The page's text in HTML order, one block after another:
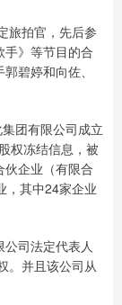
旅拍官，先后参
》等节目的合
碧婷和向佐、
团有限公司成立
权冻结信息，被
企业（有限合
，其中24家企业
司法定代表人
。并且该公司从